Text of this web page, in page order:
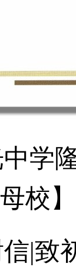
中学
校】
|致